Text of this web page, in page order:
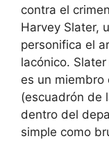
contra el
Harvey Slater,
personifica el
lacónico.
es un
(escuadrón de
dentro del
simple como